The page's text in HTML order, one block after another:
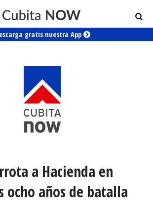
gratis nuestra App
a Hacienda en
ocho años de batalla